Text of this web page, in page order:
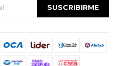
SUSCRIBIRME